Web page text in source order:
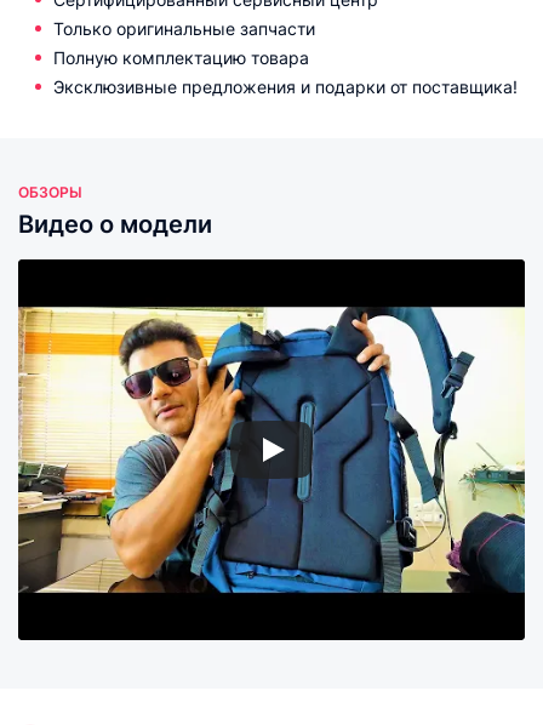
Только оригинальные запчасти
Полную комплектацию товара
Эксклюзивные предложения и подарки от поставщика!
ОБЗОРЫ
Видео о модели